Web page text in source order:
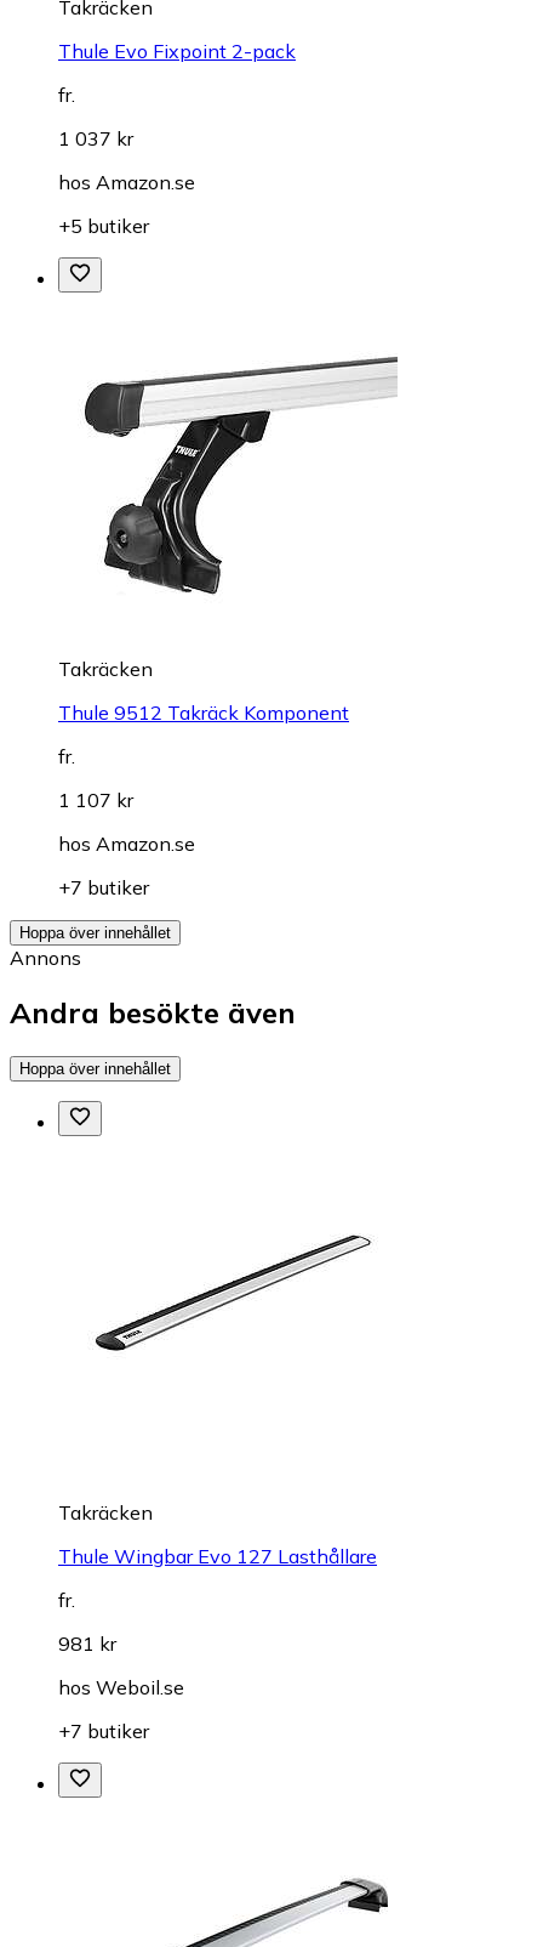
Takräcken
Thule Evo Fixpoint 2-pack
fr.
1 037 kr
hos Amazon.se
+5 butiker
Takräcken
Thule 9512 Takräck Komponent
fr.
1 107 kr
hos Amazon.se
+7 butiker
Hoppa över innehållet
Annons
Andra besökte även
Hoppa över innehållet
Takräcken
Thule Wingbar Evo 127 Lasthållare
fr.
981 kr
hos Weboil.se
+7 butiker